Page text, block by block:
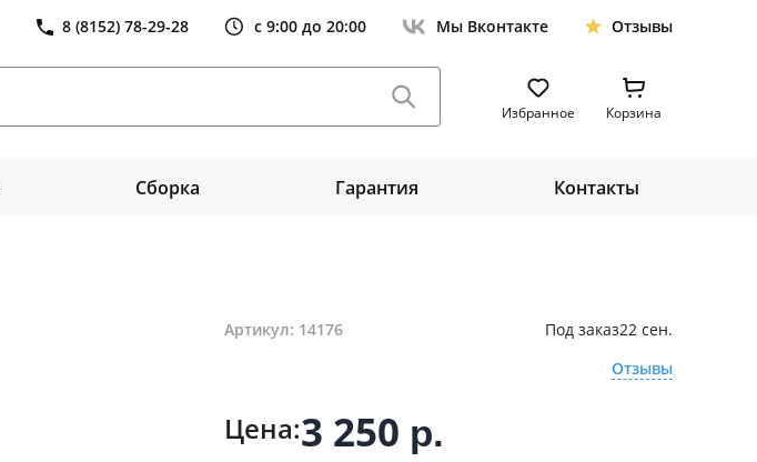
8 (8152) 78-29-28 с 9:00 до 20:00 Мы Вконтакте Отзывы
Избранное Корзина
Сборка Гарантия Контакты
Артикул: 14176 Под заказ22 сен.
Отзывы
Цена:3 250 р.